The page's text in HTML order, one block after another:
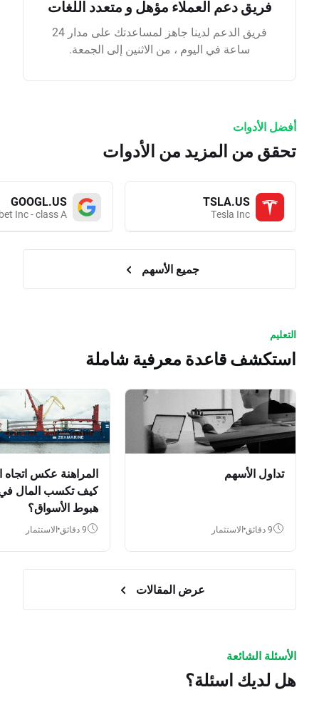
فريق دعم العملاء مؤهل و متعدد اللغات
فريق الدعم لدينا جاهز لمساعدتك على مدار 24
ساعة في اليوم ، من الاثنين إلى الجمعة.
أفضل الأدوات
تحقق من المزيد من الأدوات
TSLA.US
Tesla Inc
GOOGL.US
Inc - class A
جميع الأسهم
التعليم
استكشف قاعدة معرفية شاملة
تداول الأسهم
9 دقائق الاستثمار
المراهنة عكس
كيف تكسب المال
هبوط الأسواق؟
9 دقائق الاستثمار
عرض المقالات
الأسئلة الشائعة
هل لديك اسئلة؟